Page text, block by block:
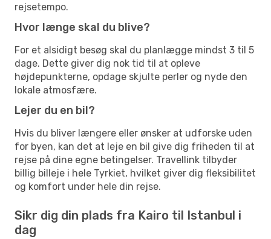
rejsetempo.
Hvor længe skal du blive?
For et alsidigt besøg skal du planlægge mindst 3 til 5
dage. Dette giver dig nok tid til at opleve
højdepunkterne, opdage skjulte perler og nyde den
lokale atmosfære.
Lejer du en bil?
Hvis du bliver længere eller ønsker at udforske uden
for byen, kan det at leje en bil give dig friheden til at
rejse på dine egne betingelser. Travellink tilbyder
billig billeje i hele Tyrkiet, hvilket giver dig fleksibilitet
og komfort under hele din rejse.
Sikr dig din plads fra Kairo til Istanbul i
dag